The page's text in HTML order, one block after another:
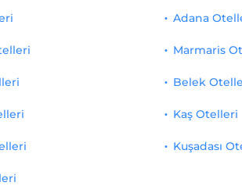
Adana
Marmaris
Belek
Kaş Otelleri
Kuşadası